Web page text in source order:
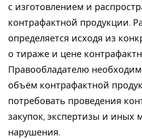
с изготовлением и
контрафактной продукции.
определяется исходя из
о тираже и цене
Правообладателю
объём контрафактной
потребовать проведения
закупок, экспертизы и иных
нарушения.